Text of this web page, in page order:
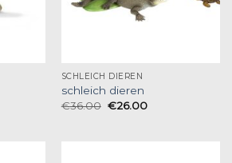
SCHLEICH DIEREN
schleich dieren
€36.00 €26.00